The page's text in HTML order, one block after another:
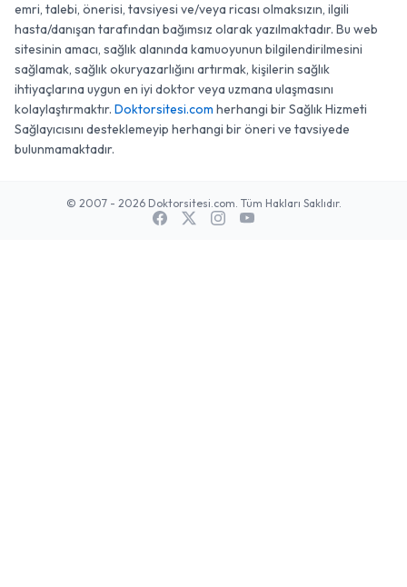
emri, talebi, önerisi, tavsiyesi ve/veya ricası olmaksızın, ilgili
hasta/danışan tarafından bağımsız olarak yazılmaktadır. Bu web
sitesinin amacı, sağlık alanında kamuoyunun bilgilendirilmesini
sağlamak, sağlık okuryazarlığını artırmak, kişilerin sağlık
ihtiyaçlarına uygun en iyi doktor veya uzmana ulaşmasını
kolaylaştırmaktır. Doktorsitesi.com herhangi bir Sağlık Hizmeti
Sağlayıcısını desteklemeyip herhangi bir öneri ve tavsiyede
bulunmamaktadır.
© 2007 - 2026 Doktorsitesi.com. Tüm Hakları Saklıdır.